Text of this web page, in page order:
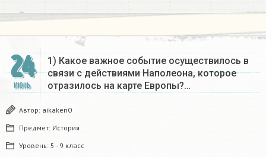
24
ИЮНЬ
1) Какое важное событие осуществилось в
связи с действиями Наполеона, которое
отразилось на карте Европы?…
Автор: aikaken0
Предмет: История
Уровень: 5 - 9 класс